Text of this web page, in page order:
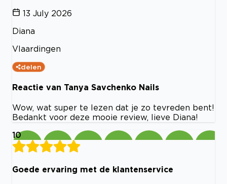
13 July 2026
Diana
Vlaardingen
delen
Reactie van Tanya Savchenko Nails
Wow, wat super te lezen dat je zo tevreden bent!
Bedankt voor deze mooie review, lieve Diana!
10
Goede ervaring met de klantenservice